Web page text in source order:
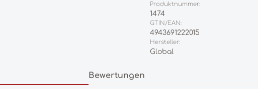
Produktnummer:
1474
GTIN/EAN:
4943691222015
Hersteller:
Global
Bewertungen